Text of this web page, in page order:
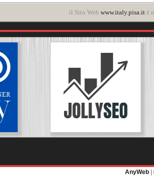
il Sito Web www.italy.pisa.it è
AnyWeb|